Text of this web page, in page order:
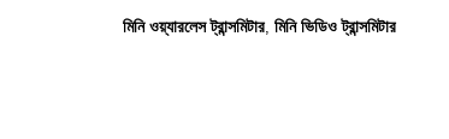
মিনি ওয়্যারলেস ট্রান্সমিটার, মিনি ভিডিও ট্রান্সমিটার